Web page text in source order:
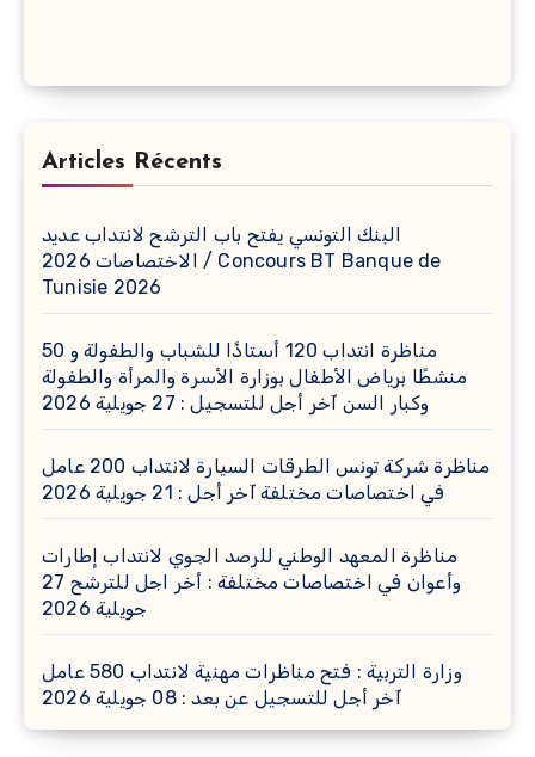
Articles Récents
البنك التونسي يفتح باب الترشح لانتداب عديد
الاختصاصات 2026 / Concours BT Banque de
Tunisie 2026
مناظرة انتداب 120 أستاذًا للشباب والطفولة و 50
منشطًا برياض الأطفال بوزارة الأسرة والمرأة والطفولة
وكبار السن آخر أجل للتسجيل : 27 جويلية 2026
مناظرة شركة تونس الطرقات السيارة لانتداب 200 عامل
في اختصاصات مختلفة آخر أجل : 21 جويلية 2026
مناظرة المعهد الوطني للرصد الجوي لانتداب إطارات
وأعوان في اختصاصات مختلفة : أخر اجل للترشح 27
جويلية 2026
وزارة التربية : فتح مناظرات مهنية لانتداب 580 عامل
آخر أجل للتسجيل عن بعد : 08 جويلية 2026